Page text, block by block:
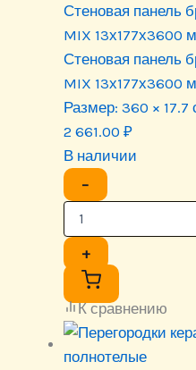
Стеновая панель
MIX 13х177х3600
Стеновая панель
MIX 13х177х3600
Размер: 360 × 17.7
2 661.00 ₽
В наличии
−
+
К сравнению